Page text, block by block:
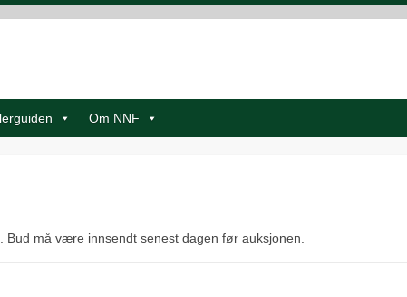
Om NNF
må være innsendt senest dagen før auksjonen.